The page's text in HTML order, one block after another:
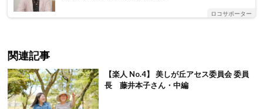
ロコサポーター
関連記事
【楽人 No.4】 美しが丘アセス委員会 委員
長 藤井本子さん・中編